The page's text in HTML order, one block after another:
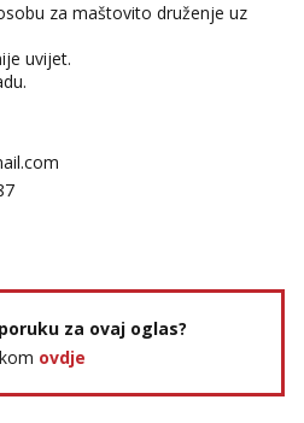
za maštovito druženje uz
uvijet.
za ovaj oglas?
ovdje